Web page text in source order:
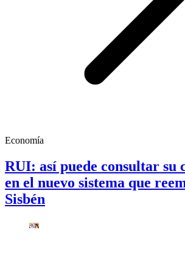
Economía
RUI: así puede consultar su
en el nuevo sistema que
Sisbén